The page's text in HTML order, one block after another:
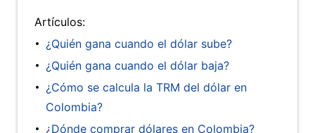
Artículos:
¿Quién gana cuando el dólar sube?
¿Quién gana cuando el dólar baja?
¿Cómo se calcula la TRM del dólar en
Colombia?
¿Dónde comprar dólares en Colombia?